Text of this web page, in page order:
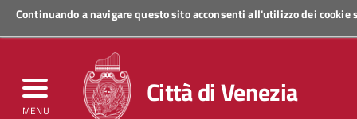
Continuando a navigare questo sito acconsenti all'utilizzo dei
MENU
Regione Veneto
Città di Venezia